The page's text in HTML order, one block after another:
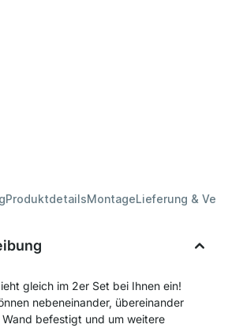
ProduktdetailsMontageLieferung &
gleich im 2er Set bei Ihnen ein!
nebeneinander, übereinander
befestigt und um weitere